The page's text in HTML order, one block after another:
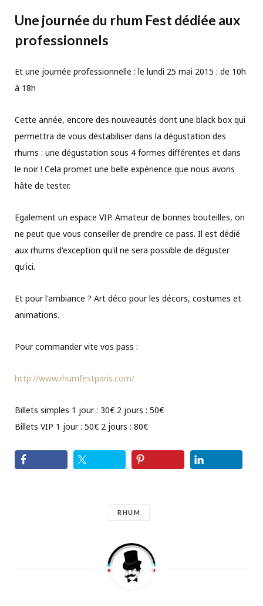
Une journée du rhum Fest dédiée aux
professionnels
Et une journée professionnelle : le lundi 25 mai 2015 : de 10h
à 18h
Cette année, encore des nouveautés dont une black box qui
permettra de vous déstabiliser dans la dégustation des
rhums : une dégustation sous 4 formes différentes et dans
le noir ! Cela promet une belle expérience que nous avons
hâte de tester.
Egalement un espace VIP. Amateur de bonnes bouteilles, on
ne peut que vous conseiller de prendre ce pass. Il est dédié
aux rhums d'exception qu'il ne sera possible de déguster
qu'ici.
Et pour l'ambiance ? Art déco pour les décors, costumes et
animations.
Pour commander vite vos pass :
http://www.rhumfestparis.com/
Billets simples 1 jour : 30€ 2 jours : 50€
Billets VIP 1 jour : 50€ 2 jours : 80€
RHUM